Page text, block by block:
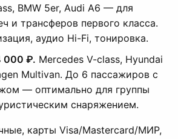
BMW 5er, Audi A6 — для
и трансферов первого класса.
аудио Hi-Fi, тонировка.
000 ₽. Mercedes V-class, Hyundai
Multivan. До 6 пассажиров с
— оптимально для группы
снаряжением.
карты Visa/Mastercard/МИР,